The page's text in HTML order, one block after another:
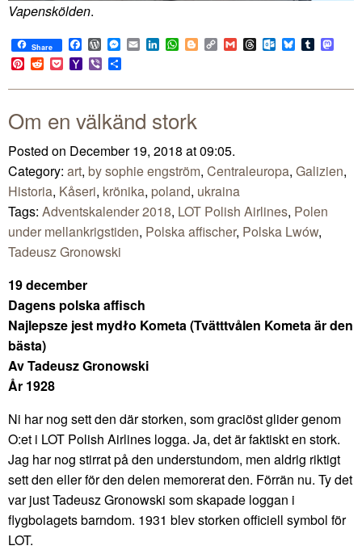
Vapenskölden.
Share Facebook
WordPress
Messenger
EmailLinkedIn
WhatsApp
BloggerCopy
Link
GmailThreadsOutlook.com
BlueskyTumblr
Pinterest
RedditPocketYahoo
Mail
Viber
Om en välkänd stork
Posted on December 19, 2018 at 09:05.
Category: art, by sophie engström, Centraleuropa, Galizien,
Historia, Kåseri, krönika, poland, ukraina
Tags: Adventskalender 2018, LOT Polish Airlines, Polen
under mellankrigstiden, Polska affischer, Polska Lwów,
Tadeusz Gronowski
19 december
Dagens polska affisch
Najlepsze jest mydło Kometa (Tvätttvålen Kometa är den
bästa)
Av Tadeusz Gronowski
År 1928
Ni har nog sett den där storken, som graciöst glider genom
O:et i LOT Polish Airlines logga. Ja, det är faktiskt en stork.
Jag har nog stirrat på den understundom, men aldrig riktigt
sett den eller för den delen memorerat den. Förrän nu. Ty det
var just Tadeusz Gronowski som skapade loggan i
flygbolagets barndom. 1931 blev storken officiell symbol för
LOT.